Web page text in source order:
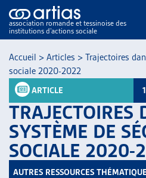
association romande et tessinoise des
institutions d’actions sociale
NOS PUBLICATIONS
ARTICLES
Accueil > Articles > Trajectoires
sociale 2020-2022
ARTICLE
TRAJECTOIRES
SYSTÈME DE
SOCIALE 2020-
AUTRES RESSOURCES